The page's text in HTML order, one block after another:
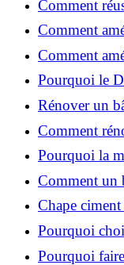
Comment
économies et
Comment
studio : 10
Comment
et efficaces ?
Pourquoi le
vendre ou
Rénover un
pratique et
Comment
Pourquoi la
indispensable
Comment un
peut-il
Chape
projet ?
Pourquoi
d’œuvre pour
Pourquoi